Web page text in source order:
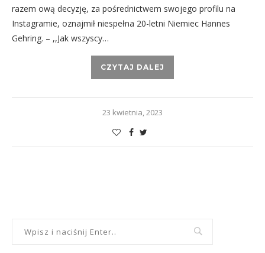
razem ową decyzję, za pośrednictwem swojego profilu na
Instagramie, oznajmił niespełna 20-letni Niemiec Hannes
Gehring. – ,,Jak wszyscy…
CZYTAJ DALEJ
23 kwietnia, 2023